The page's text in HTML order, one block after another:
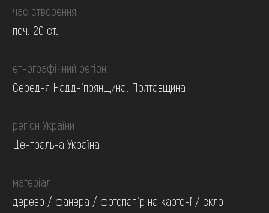
час створення
поч. 20 ст.
етнографічний регіон
Середня Наддніпрянщина. Полтавщина
регіон України
Центральна Україна
матеріал
дерево / фанера / фотопапір на картоні / скло